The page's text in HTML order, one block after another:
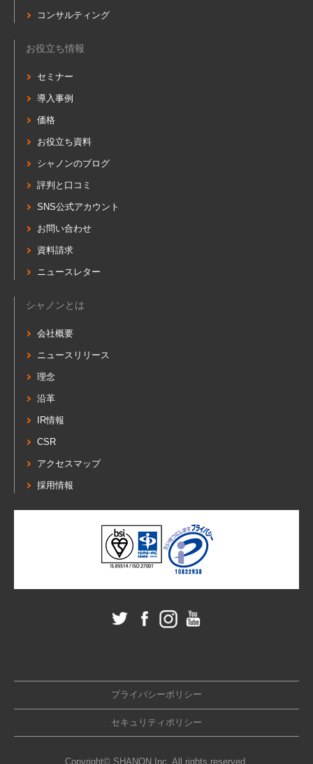
コンサルティング
お役立ち情報
セミナー
導入事例
価格
お役立ち資料
シャノンのブログ
評判と口コミ
SNS公式アカウント
お問い合わせ
資料請求
ニュースレター
シャノンとは
会社概要
ニュースリリース
理念
沿革
IR情報
CSR
アクセスマップ
採用情報
プライバシーポリシー
セキュリティポリシー
Copyright© SHANON Inc. All rights reserved.